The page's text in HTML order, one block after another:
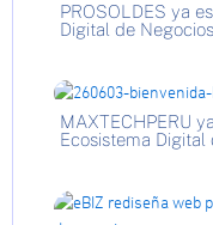
PROSOLDES ya
Digital de
MAXTECHPERU
Ecosistema